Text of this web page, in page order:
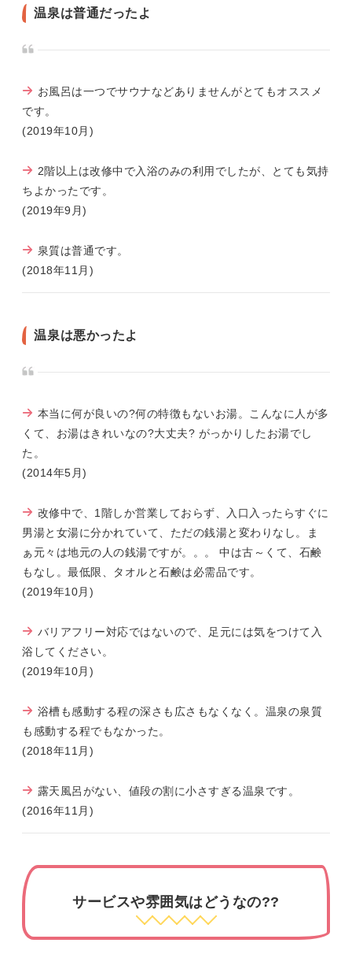
温泉は普通だったよ
お風呂は一つでサウナなどありませんがとてもオススメ
です。
(2019年10月)
2階以上は改修中で入浴のみの利用でしたが、とても気持
ちよかったです。
(2019年9月)
泉質は普通です。
(2018年11月)
温泉は悪かったよ
本当に何が良いの?何の特徴もないお湯。こんなに人が多
くて、お湯はきれいなの?大丈夫? がっかりしたお湯でし
た。
(2014年5月)
改修中で、1階しか営業しておらず、入口入ったらすぐに
男湯と女湯に分かれていて、ただの銭湯と変わりなし。ま
ぁ元々は地元の人の銭湯ですが。。。 中は古～くて、石鹸
もなし。最低限、タオルと石鹸は必需品です。
(2019年10月)
バリアフリー対応ではないので、足元には気をつけて入
浴してください。
(2019年10月)
浴槽も感動する程の深さも広さもなくなく。温泉の泉質
も感動する程でもなかった。
(2018年11月)
露天風呂がない、値段の割に小さすぎる温泉です。
(2016年11月)
サービスや雰囲気はどうなの??